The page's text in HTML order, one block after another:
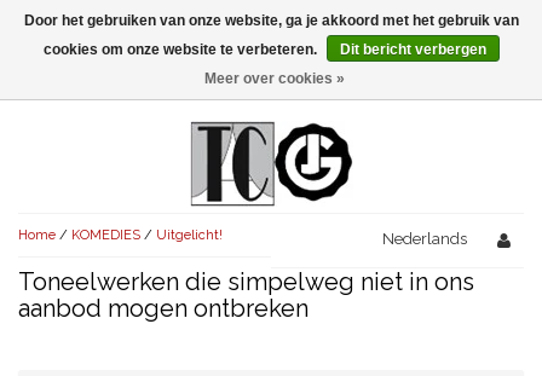
Menu
AVONDVULLEND (+75')
KORT (-30')
OVERIG (30'-75')
AVONDVULLEND (+75')
KORT (-30')
AVONDVULLEND (+75')
SENIORENTONEEL
Home / KOMEDIES / Uitgelicht! Nederlands
Toneelwerken die simpelweg niet in ons
aanbod mogen ontbreken
Door het gebruiken van onze website, ga je akkoord met het gebruik van
cookies om onze website te verbeteren.
Dit bericht verbergen
Meer over cookies »